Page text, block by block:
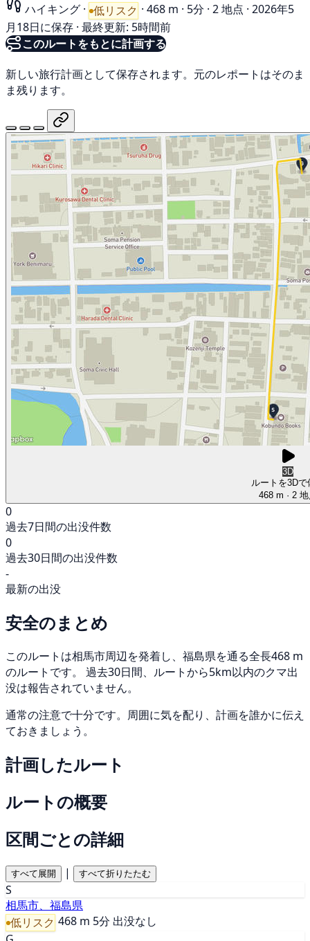
ハイキング · 低リスク · 468 m · 5分 · 2 地点 · 2026年5
月18日に保存 · 最終更新: 5時間前
このルートをもとに計画する
新しい旅行計画として保存されます。元のレポートはそのま
ま残ります。
3D
ルートを3Dで
468 m · 2
0
過去7日間の出没件数
0
過去30日間の出没件数
-
最新の出没
安全のまとめ
このルートは相馬市周辺を発着し、福島県を通る全長468 m
のルートです。 過去30日間、ルートから5km以内のクマ出
没は報告されていません。
通常の注意で十分です。周囲に気を配り、計画を誰かに伝え
ておきましょう。
計画したルート
ルートの概要
区間ごとの詳細
すべて展開 | すべて折りたたむ
S
相馬市、福島県
低リスク 468 m 5分 出没なし